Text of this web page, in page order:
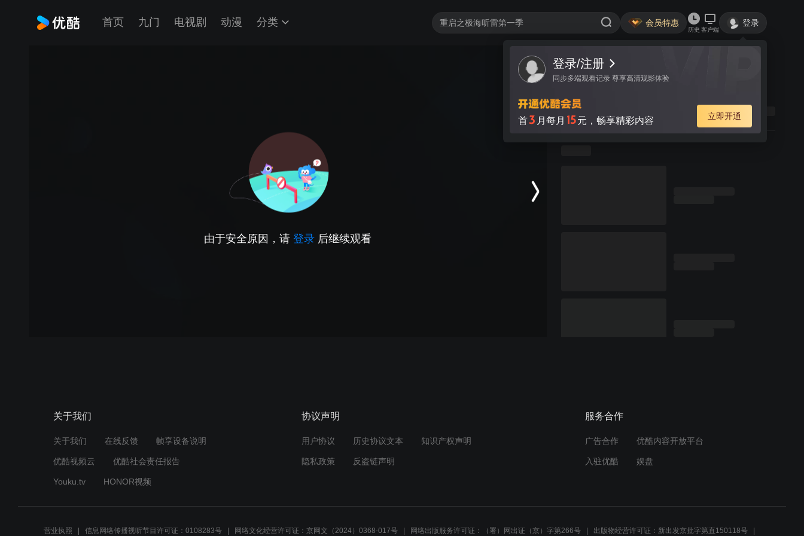
首页 九门 电视剧 动漫 分类 会员特惠
历史 客户端
登录
登录/注册
同步多端观看记录 尊享高清观影体验
首3 月每月 15元，畅享精彩内容 立即开通
由于安全原因，请 登录 后继续观看
关于我们
关于我们 在线反馈 帧享设备说明
优酷视频云 优酷社会责任报告
Youku.tv HONOR视频
协议声明
用户协议 历史协议文本 知识产权声明
隐私政策 反盗链声明
服务合作
广告合作 优酷内容开放平台
入驻优酷 娱盘
营业执照 信息网络传播视听节目许可证：0108283号 网络文化经营许可证：京网文（2024）0368-017号 网络出版服务许可证：（署）网出证（京）字第266号 出版物经营许可证：新出发京批字第直150118号